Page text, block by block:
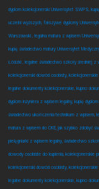
dyplom kolekcjonerski Uniwersytet SWPS,
uczelni wyższych, fałszywe dyplomy
Warszawski , legalna matura z wpisem
kupię świadectwo matury Uniwersytet
Łódzki , legalne świadectwo szkoły średniej z
kolekcjonerski dowód osobisty,
legalne dokumenty kolekcjonerskie, kupno
dyplom inżyniera z wpisem legalny, kupię
świadectwo ukończenia technikum z wpisem,
matura z wpisem do CKE, jak szybko zdobyć
pielęgniarki z wpisem legalny, świadectwo
dowody osobiste do kupienia, kolekcjonerskie
kolekcjonerski dowód osobisty,
legalne dokumenty kolekcjonerskie, kupno